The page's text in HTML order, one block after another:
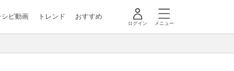
シピ動画 トレンド おすすめ
ログイン メニュー